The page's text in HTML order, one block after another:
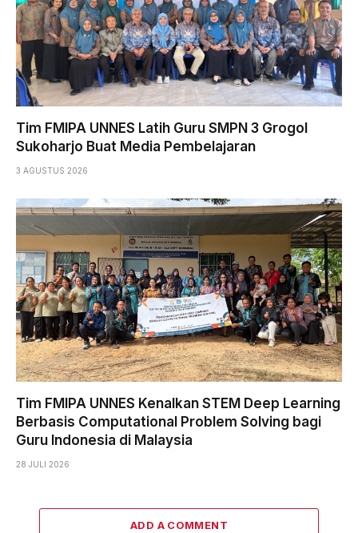
Tim FMIPA UNNES Latih Guru SMPN 3 Grogol
Sukoharjo Buat Media Pembelajaran
3 AGUSTUS 2026
Tim FMIPA UNNES Kenalkan STEM Deep Learning
Berbasis Computational Problem Solving bagi
Guru Indonesia di Malaysia
28 JULI 2026
ADD A COMMENT